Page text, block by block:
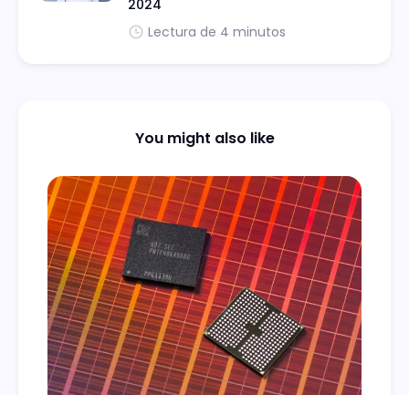
2024
Lectura de 4 minutos
You might also like